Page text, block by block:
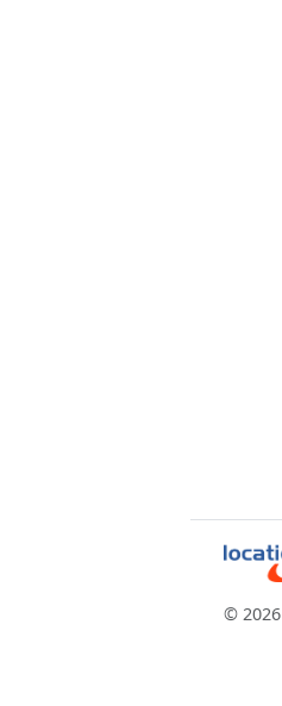
© 2026